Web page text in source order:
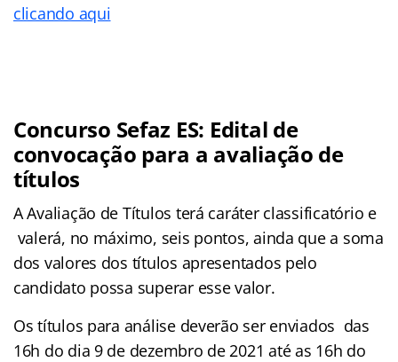
clicando aqui
Concurso Sefaz ES: Edital de
convocação para a avaliação de
títulos
A Avaliação de Títulos terá caráter classificatório e
valerá, no máximo, seis pontos, ainda que a soma
dos valores dos títulos apresentados pelo
candidato possa superar esse valor.
Os títulos para análise deverão ser enviados das
16h do dia 9 de dezembro de 2021 até as 16h do